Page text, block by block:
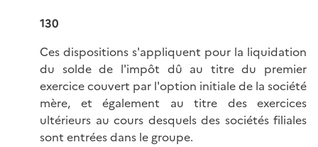
130
Ces dispositions s'appliquent pour la liquidation
du solde de l'impôt dû au titre du premier
exercice couvert par l'option initiale de la société
mère, et également au titre des exercices
ultérieurs au cours desquels des sociétés filiales
sont entrées dans le groupe.